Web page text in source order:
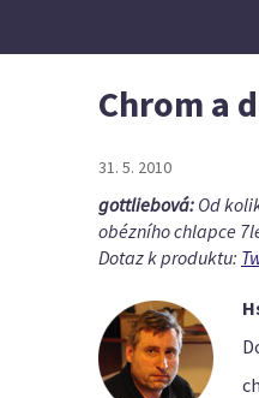
Chrom a
31. 5. 2010
gottliebová: Od
obézního chlapce
Dotaz k produktu: